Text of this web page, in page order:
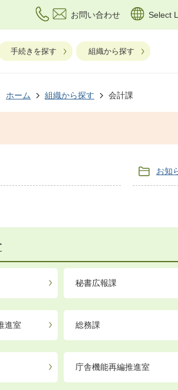
お問い合わせ Select
手続きを探す 組織から探す
ホーム 組織から探す 会計課
お知
秘書広報課
進室 総務課
庁舎機能再編推進室